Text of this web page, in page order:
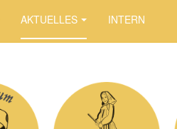
AKTUELLES INTERN